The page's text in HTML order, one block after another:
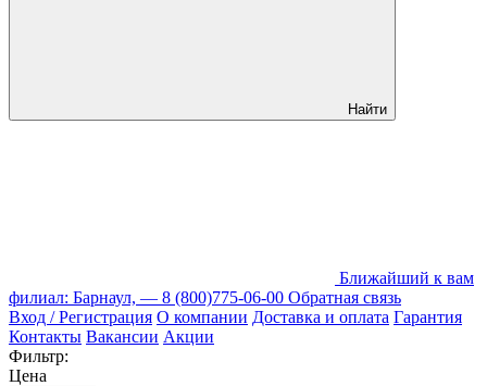
Найти
Ближайший к вам
филиал: Барнаул, — 8 (800)775-06-00 Обратная связь
Вход / Регистрация О компании Доставка и оплата Гарантия
Контакты Вакансии Акции
Фильтр:
Цена